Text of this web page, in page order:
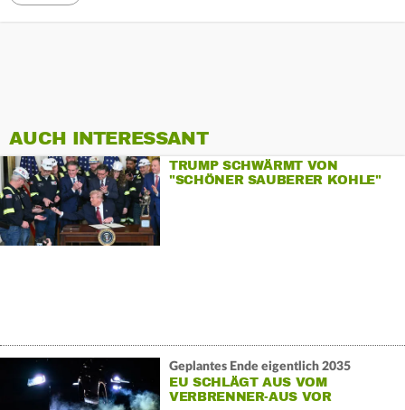
AUCH INTERESSANT
TRUMP SCHWÄRMT VON
"SCHÖNER SAUBERER KOHLE"
Geplantes Ende eigentlich 2035
EU SCHLÄGT AUS VOM
VERBRENNER-AUS VOR